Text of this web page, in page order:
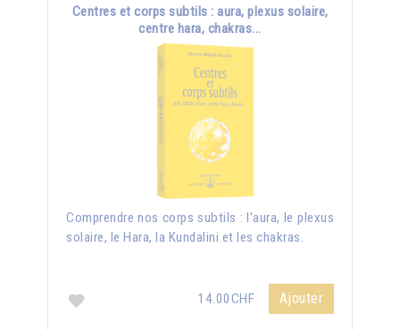
Centres et corps subtils : aura, plexus solaire,
centre hara, chakras...
Comprendre nos corps subtils : l'aura, le plexus
solaire, le Hara, la Kundalini et les chakras.
14.00CHF Ajouter